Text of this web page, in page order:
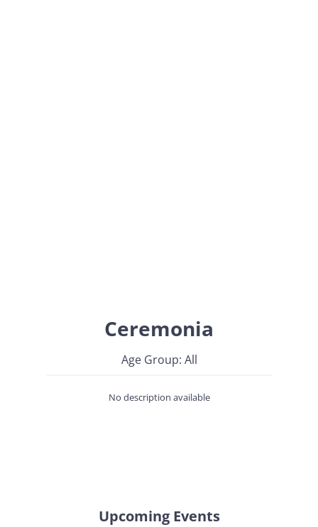
Ceremonia
Age Group: All
No description available
Upcoming Events